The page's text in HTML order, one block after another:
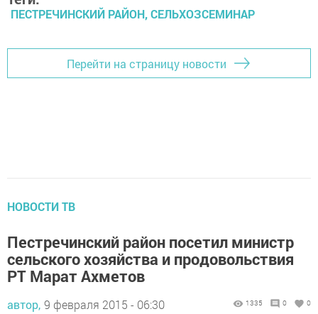
ПЕСТРЕЧИНСКИЙ РАЙОН, СЕЛЬХОЗСЕМИНАР
Перейти на страницу новости
НОВОСТИ ТВ
Пестречинский район посетил министр
сельского хозяйства и продовольствия
РТ Марат Ахметов
автор, 9 февраля 2015 - 06:30 1335 0 0